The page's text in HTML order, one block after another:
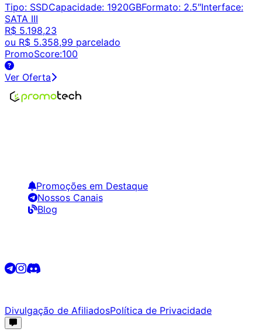
Tipo: SSDCapacidade: 1920GBFormato: 2.5″Interface:
SATA III
R$ 5.198,23
ou R$ 5.358,99 parcelado
PromoScore:100
Ver Oferta
Promoções em Destaque
Nossos Canais
Blog
Divulgação de AfiliadosPolítica de Privacidade